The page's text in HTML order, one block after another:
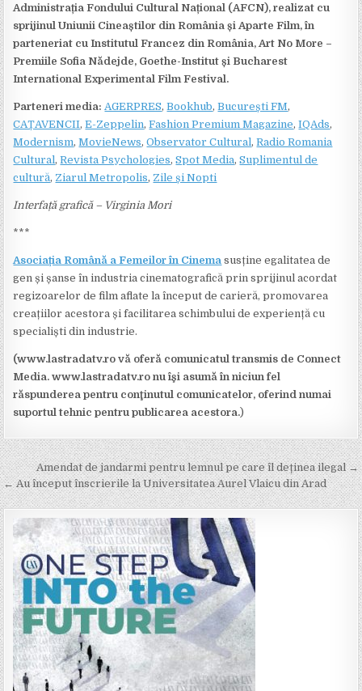
Administrația Fondului Cultural Național (AFCN), realizat cu
sprijinul Uniunii Cineaștilor din România și Aparte Film, în
parteneriat cu Institutul Francez din România, Art No More –
Premiile Sofia Nădejde, Goethe-Institut și Bucharest
International Experimental Film Festival.
Parteneri media: AGERPRES,Bookhub,București FM,
CAȚAVENCII,E-Zeppelin,Fashion Premium Magazine,IQAds,
Modernism,MovieNews,Observator Cultural,Radio Romania
Cultural,Revista Psychologies,Spot Media,Suplimentul de
cultură, Ziarul Metropolis, Zile și Nopti
Interfață grafică – Virginia Mori
***
Asociația Română a Femeilor în Cinema susține egalitatea de
gen și șanse în industria cinematografică prin sprijinul acordat
regizoarelor de film aflate la început de carieră, promovarea
creațiilor acestora și facilitarea schimbului de experiență cu
specialiști din industrie.
(www.lastradatv.ro vă oferă comunicatul transmis de Connect
Media. www.lastradatv.ro nu îşi asumă în niciun fel
răspunderea pentru conţinutul comunicatelor, oferind numai
suportul tehnic pentru publicarea acestora.)
Post
navigation
Amendat de jandarmi pentru lemnul pe care îl deținea ilegal →
← Au început înscrierile la Universitatea Aurel Vlaicu din Arad